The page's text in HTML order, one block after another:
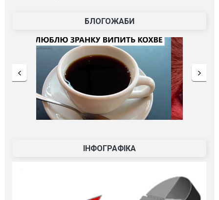
БЛОГОЖАБИ
ІНФОГРАФІКА